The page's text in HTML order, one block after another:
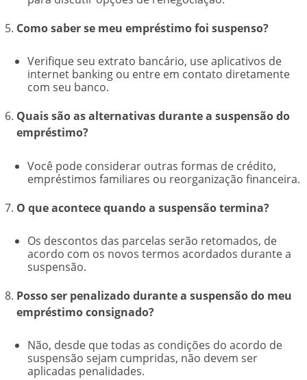
Como saber se meu empréstimo foi suspenso?
Verifique seu extrato bancário, use aplicativos de
internet banking ou entre em contato diretamente
com seu banco.
Quais são as alternativas durante a suspensão do
empréstimo?
Você pode considerar outras formas de crédito,
empréstimos familiares ou reorganização financeira.
O que acontece quando a suspensão termina?
Os descontos das parcelas serão retomados, de
acordo com os novos termos acordados durante a
suspensão.
Posso ser penalizado durante a suspensão do meu
empréstimo consignado?
Não, desde que todas as condições do acordo de
suspensão sejam cumpridas, não devem ser
aplicadas penalidades.